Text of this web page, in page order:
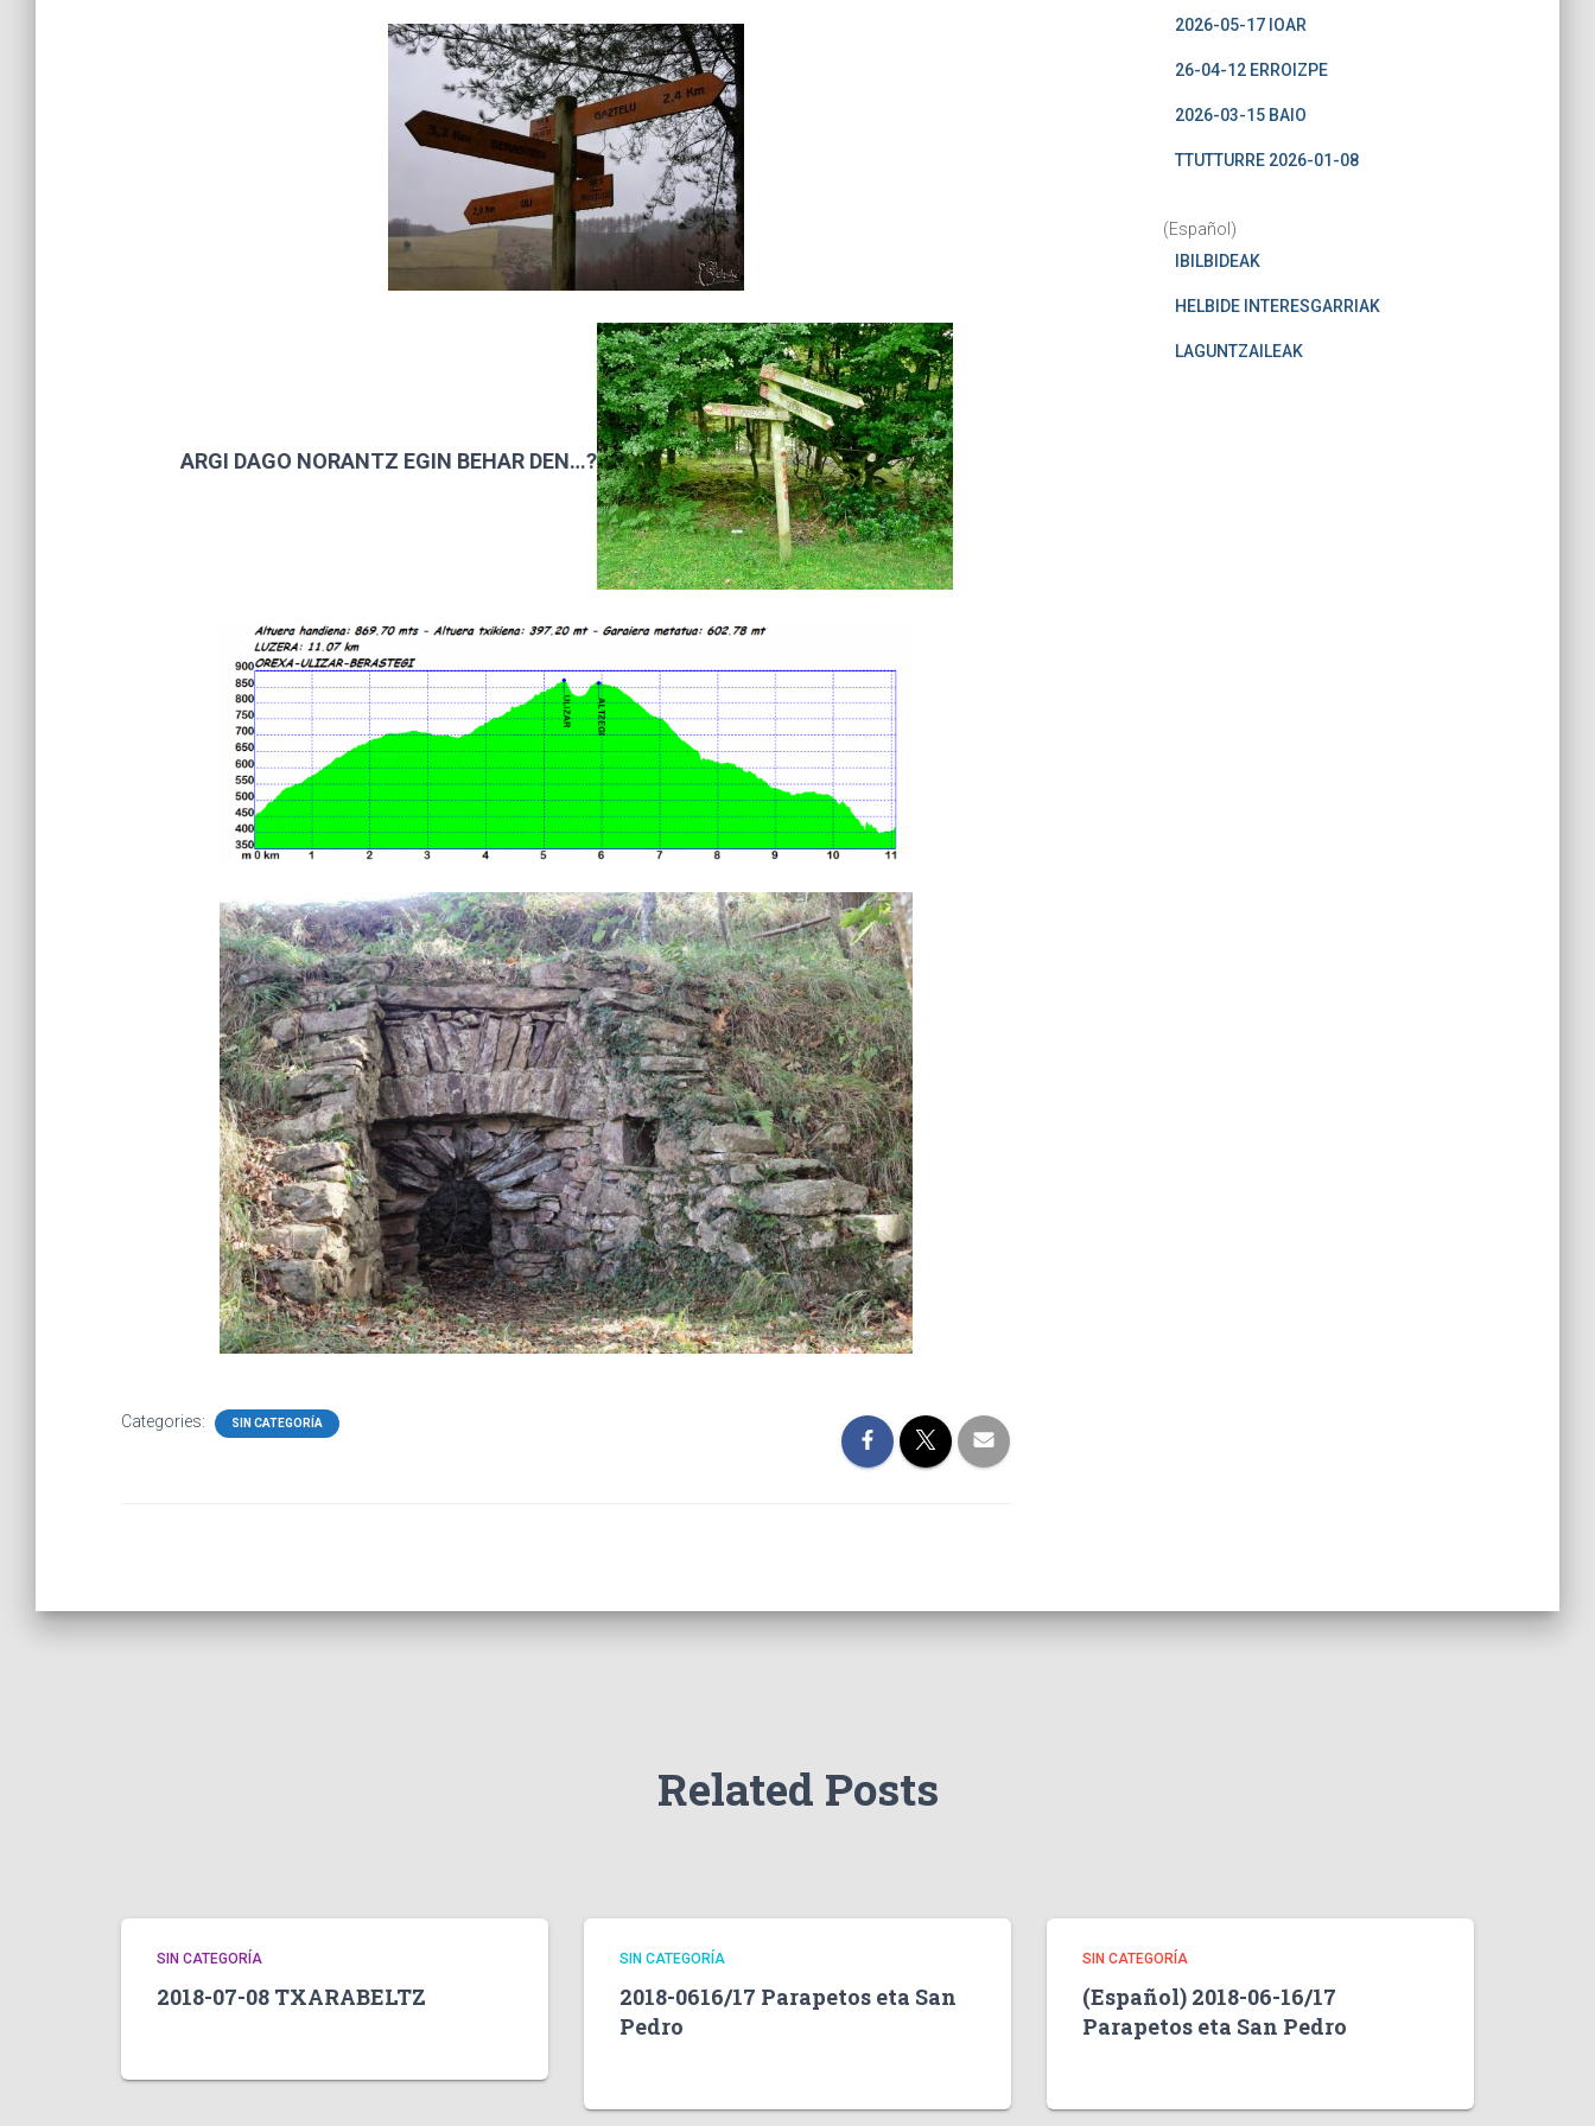
ARGI DAGO NORANTZ EGIN BEHAR DEN…?
Categories: SIN CATEGORÍA
2026-05-17 IOAR
26-04-12 ERROIZPE
2026-03-15 BAIO
TTUTTURRE 2026-01-08
(Español)
IBILBIDEAK
HELBIDE INTERESGARRIAK
LAGUNTZAILEAK
Related Posts
SIN CATEGORÍA
2018-07-08 TXARABELTZ
SIN CATEGORÍA
2018-0616/17 Parapetos eta San
Pedro
SIN CATEGORÍA
(Español) 2018-06-16/17
Parapetos eta San Pedro